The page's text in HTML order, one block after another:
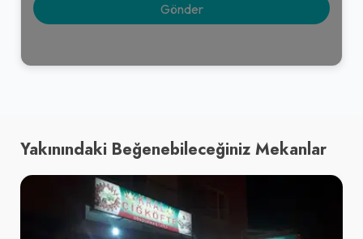
Yakınındaki Beğenebileceğiniz Mekanlar